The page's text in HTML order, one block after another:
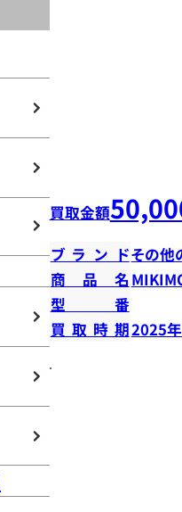
買取金額
ブランドその他
商品名
型番
買取時期2025